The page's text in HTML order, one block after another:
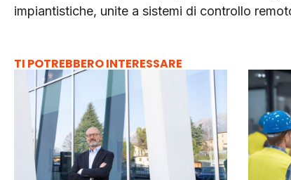
impiantistiche, unite a sistemi di controllo
TI POTREBBERO INTERESSARE